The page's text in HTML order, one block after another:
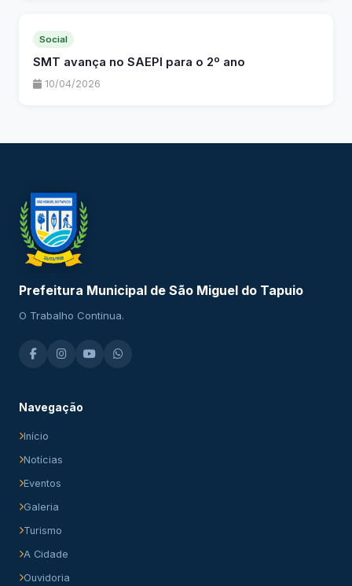
Social
SMT avança no SAEPI para o 2º ano
10/04/2026
Prefeitura Municipal de São Miguel do Tapuio
O Trabalho Continua.
Navegação
Início
Notícias
Eventos
Galeria
Turismo
A Cidade
Ouvidoria